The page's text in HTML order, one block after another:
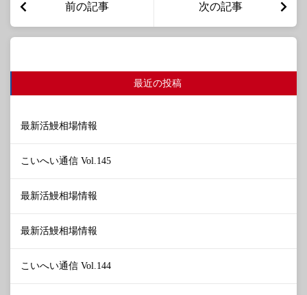
前の記事 次の記事
最近の投稿
最新活鰻相場情報
こいへい通信 Vol.145
最新活鰻相場情報
最新活鰻相場情報
こいへい通信 Vol.144